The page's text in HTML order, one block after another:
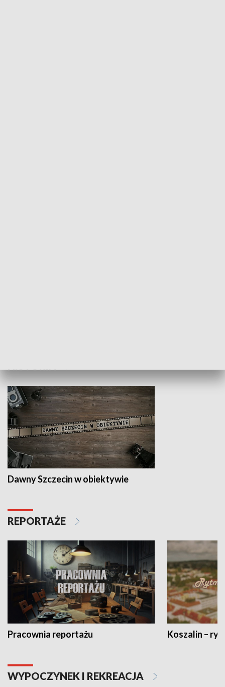
Dawny Szczecin w obiektywie
REPORTAŻE
Pracownia reportażu Koszalin –
WYPOCZYNEK I REKREACJA